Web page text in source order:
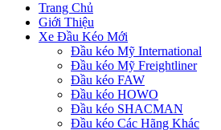
Trang Chủ
Giới Thiệu
Xe Đầu Kéo Mới
Đầu kéo Mỹ International
Đầu kéo Mỹ Freightliner
Đầu kéo FAW
Đầu kéo HOWO
Đầu kéo SHACMAN
Đầu kéo Các Hãng Khác